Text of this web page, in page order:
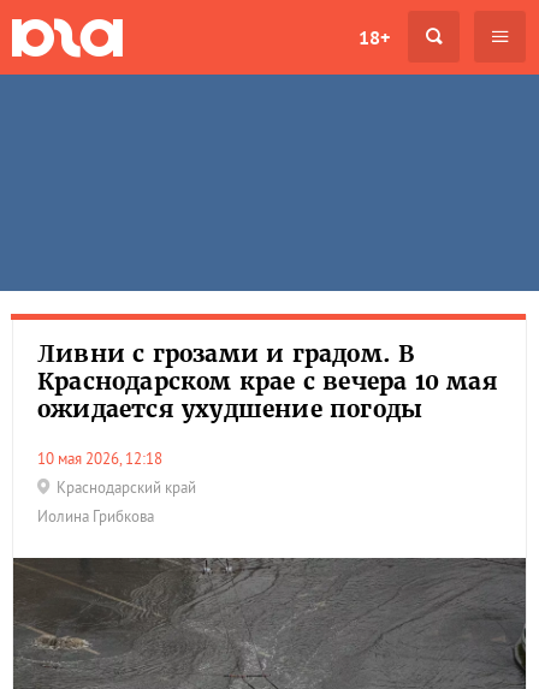
18+
Ливни с грозами и градом. В
Краснодарском крае с вечера 10 мая
ожидается ухудшение погоды
10 мая 2026, 12:18
Краснодарский край
Иолина Грибкова